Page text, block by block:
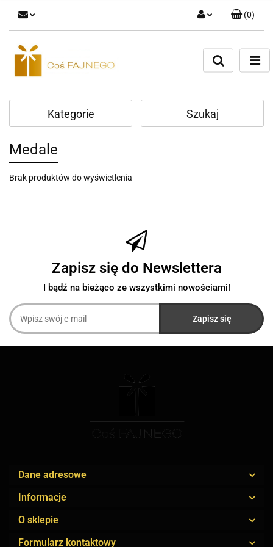
Zaloguj się
(0)
Kategorie Szukaj
Medale
Brak produktów do wyświetlenia
Zapisz się do Newslettera
I bądź na bieżąco ze wszystkimi nowościami!
Dane adresowe
Informacje
O sklepie
Formularz kontaktowy